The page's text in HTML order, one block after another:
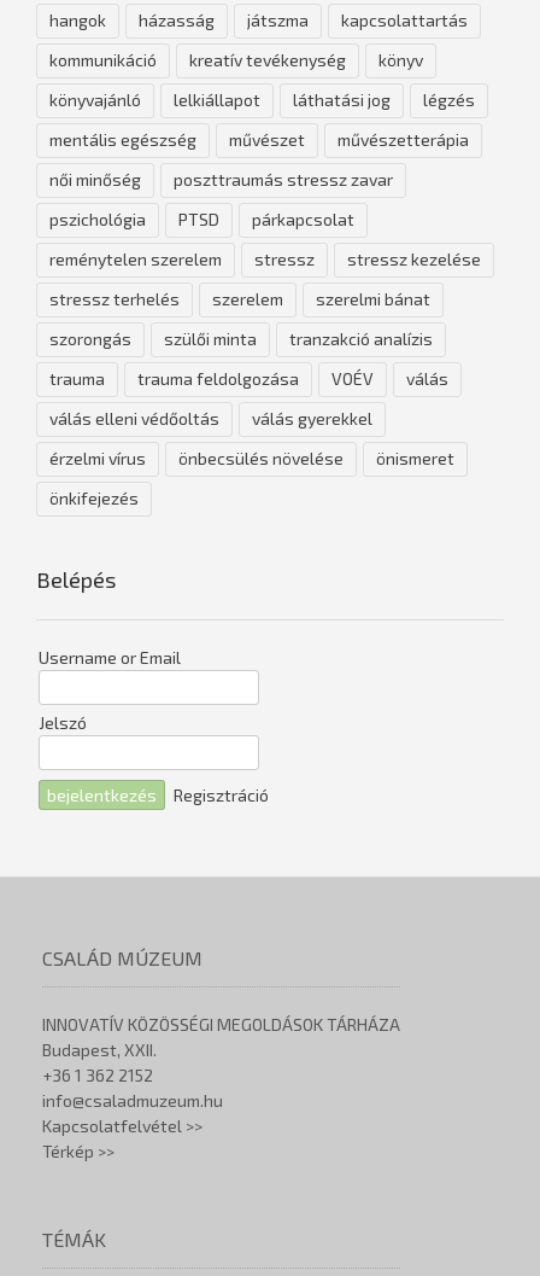
hangok
házasság játszma
kapcsolattartás
kommunikáció
kreatív tevékenység
könyv
könyvajánló
lelkiállapot láthatási jog
légzés
mentális egészség
művészet
művészetterápia
női minőség
poszttraumás stressz zavar
pszichológia
PTSD
párkapcsolat
reménytelen szerelem
stressz
stressz kezelése
stressz terhelés
szerelem
szerelmi bánat
szorongás
szülői minta
tranzakció analízis
trauma
trauma feldolgozása VOÉV
válás
válás elleni védőoltás
válás gyerekkel
érzelmi vírus
önbecsülés növelése
önismeret
önkifejezés
Belépés
Username or Email
Jelszó
Regisztráció
CSALÁD MÚZEUM
INNOVATÍV KÖZÖSSÉGI MEGOLDÁSOK TÁRHÁZA
Budapest, XXII.
+36 1 362 2152
info@csaladmuzeum.hu
Kapcsolatfelvétel >>
Térkép >>
TÉMÁK